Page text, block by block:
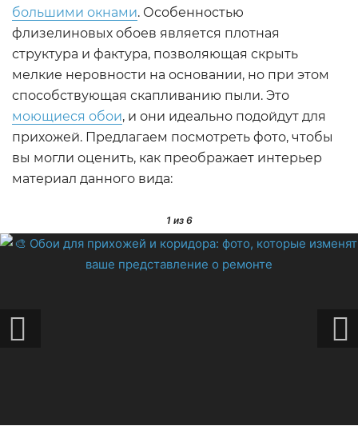
большими окнами. Особенностью
флизелиновых обоев является плотная
структура и фактура, позволяющая скрыть
мелкие неровности на основании, но при этом
способствующая скапливанию пыли. Это
моющиеся обои, и они идеально подойдут для
прихожей. Предлагаем посмотреть фото, чтобы
вы могли оценить, как преображает интерьер
материал данного вида:
1из 6